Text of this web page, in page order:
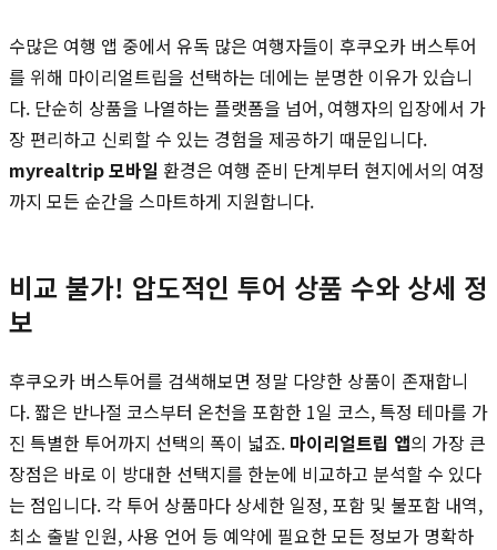
수많은 여행 앱 중에서 유독 많은 여행자들이 후쿠오카 버스투어
를 위해 마이리얼트립을 선택하는 데에는 분명한 이유가 있습니
다. 단순히 상품을 나열하는 플랫폼을 넘어, 여행자의 입장에서 가
장 편리하고 신뢰할 수 있는 경험을 제공하기 때문입니다.
myrealtrip 모바일 환경은 여행 준비 단계부터 현지에서의 여정
까지 모든 순간을 스마트하게 지원합니다.
비교 불가! 압도적인 투어 상품 수와 상세 정
보
후쿠오카 버스투어를 검색해보면 정말 다양한 상품이 존재합니
다. 짧은 반나절 코스부터 온천을 포함한 1일 코스, 특정 테마를 가
진 특별한 투어까지 선택의 폭이 넓죠. 마이리얼트립 앱의 가장 큰
장점은 바로 이 방대한 선택지를 한눈에 비교하고 분석할 수 있다
는 점입니다. 각 투어 상품마다 상세한 일정, 포함 및 불포함 내역,
최소 출발 인원, 사용 언어 등 예약에 필요한 모든 정보가 명확하